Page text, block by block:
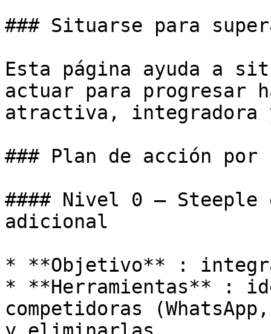
### Situarse para
Esta página ayuda a
actuar para progresar
atractiva, integradora
### Plan de acción
#### Nivel 0 — Steeple
adicional
* **Objetivo** :
* **Herramientas** :
competidoras